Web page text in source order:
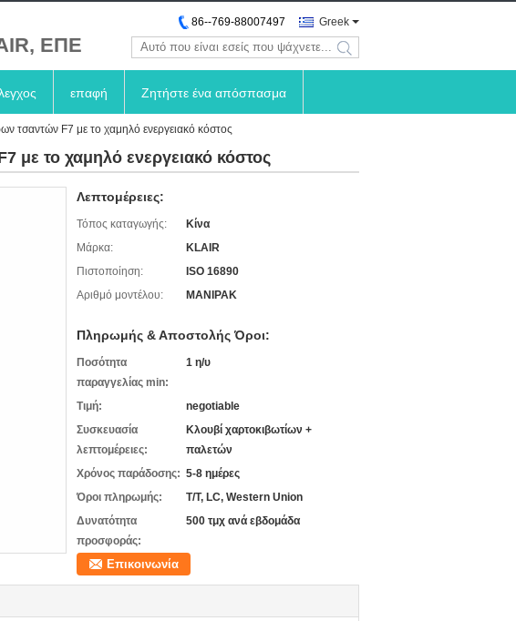
ΕΠΕ
Greek
86--769-88007497
search
επαφή Ζητήστε ένα απόσπασμα
τσαντών F7 με το χαμηλό ενεργειακό κόστος
με το χαμηλό ενεργειακό κόστος
Λεπτομέρειες:
Τόπος καταγωγής:
Κίνα
Μάρκα:
KLAIR
Πιστοποίηση:
ISO 16890
Αριθμό μοντέλου:
MANIPAK
Πληρωμής & Αποστολής Όροι:
Ποσότητα
παραγγελίας min:
1 η/υ
Τιμή:
negotiable
Συσκευασία
λεπτομέρειες:
Κλουβί χαρτοκιβωτίων +
παλετών
Χρόνος παράδοσης: 5-8 ημέρες
Όροι πληρωμής:
T/T, LC, Western Union
Δυνατότητα
προσφοράς:
500 τμχ ανά εβδομάδα
Επικοινωνία